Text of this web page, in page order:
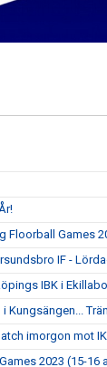
Floorball Games
IF -
IBK i
Kungsängen...
imorgon mot IK
2023 (15-16